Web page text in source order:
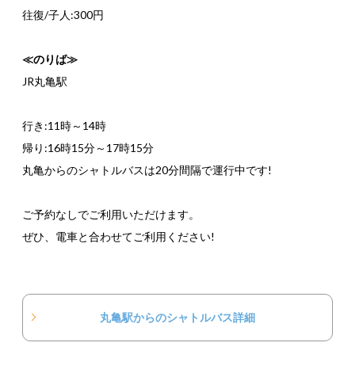
往復/子人:300円
≪のりば≫
JR丸亀駅
行き:11時～14時
帰り:16時15分～17時15分
丸亀からのシャトルバスは20分間隔で運行中です!
ご予約なしでご利用いただけます。
ぜひ、電車と合わせてご利用ください!
丸亀駅からのシャトルバス詳細